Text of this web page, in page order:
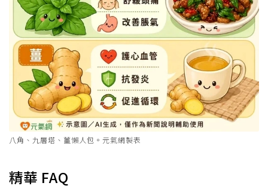
八角、九層塔、薑懶人包。元氣網製表
精華 FAQ